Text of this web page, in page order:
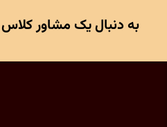
به دنبال یک مشاور